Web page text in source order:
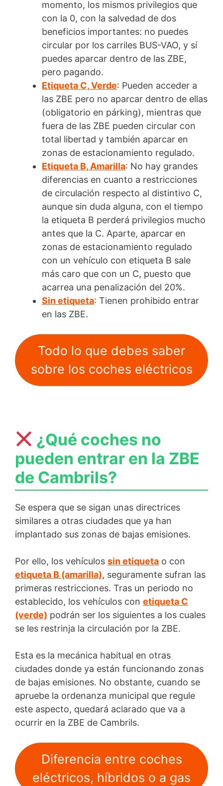
momento, los mismos privilegios que
con la 0, con la salvedad de dos
beneficios importantes: no puedes
circular por los carriles BUS-VAO, y sí
puedes aparcar dentro de las ZBE,
pero pagando.
Etiqueta C, Verde: Pueden acceder a
las ZBE pero no aparcar dentro de ellas
(obligatorio en párking), mientras que
fuera de las ZBE pueden circular con
total libertad y también aparcar en
zonas de estacionamiento regulado.
Etiqueta B, Amarilla: No hay grandes
diferencias en cuanto a restricciones
de circulación respecto al distintivo C,
aunque sin duda alguna, con el tiempo
la etiqueta B perderá privilegios mucho
antes que la C. Aparte, aparcar en
zonas de estacionamiento regulado
con un vehículo con etiqueta B sale
más caro que con un C, puesto que
acarrea una penalización del 20%.
Sin etiqueta: Tienen prohibido entrar
en las ZBE.
Todo lo que debes saber
sobre los coches eléctricos
¿Qué coches no
pueden entrar en la ZBE
de Cambrils?
Se espera que se sigan unas directrices
similares a otras ciudades que ya han
implantado sus zonas de bajas emisiones.
Por ello, los vehículos sin etiqueta o con
etiqueta B (amarilla), seguramente sufran las
primeras restricciones. Tras un periodo no
establecido, los vehículos con etiqueta C
(verde) podrán ser los siguientes a los cuales
se les restrinja la circulación por la ZBE.
Esta es la mecánica habitual en otras
ciudades donde ya están funcionando zonas
de bajas emisiones. No obstante, cuando se
apruebe la ordenanza municipal que regule
este aspecto, quedará aclarado que va a
ocurrir en la ZBE de Cambrils.
Diferencia entre coches
eléctricos, híbridos o a gas